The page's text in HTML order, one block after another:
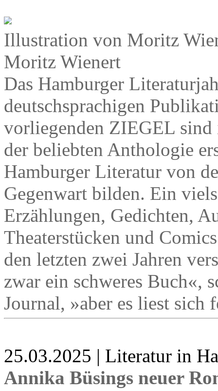
Illustration von Moritz
Moritz Wienert
Das Hamburger
deutschsprachigen
vorliegenden ZIEGEL sind
der beliebten Anthologie
Hamburger Literatur von
Gegenwart bilden. Ein
Erzählungen, Gedichten,
Theaterstücken und
den letzten zwei Jahren
zwar ein schweres Buch«,
Journal, »aber es liest sich
25.03.2025 | Literatur in
Annika Büsings neuer